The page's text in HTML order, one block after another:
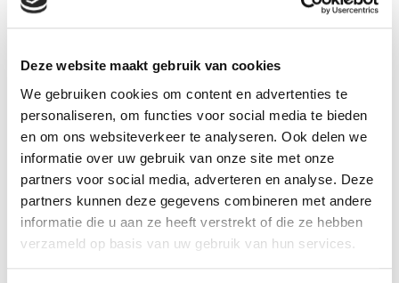
Deze website maakt gebruik van cookies
We gebruiken cookies om content en advertenties te
personaliseren, om functies voor social media te bieden
en om ons websiteverkeer te analyseren. Ook delen we
informatie over uw gebruik van onze site met onze
partners voor social media, adverteren en analyse. Deze
partners kunnen deze gegevens combineren met andere
informatie die u aan ze heeft verstrekt of die ze hebben
verzameld op basis van uw gebruik van hun services.
In verschillende kleuren beschikbaar
Hoogte armleuning: 68cm
In verschillende kleuren beschikbaar
Product details